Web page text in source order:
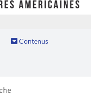
Contenus